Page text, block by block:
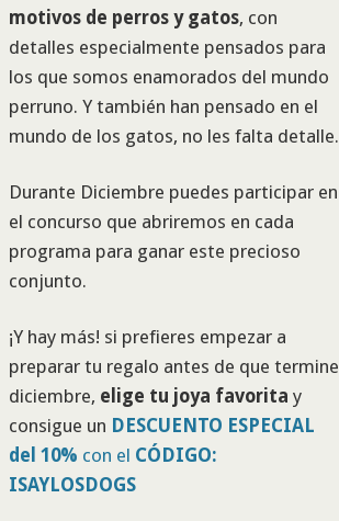
motivos de perros y gatos, con
detalles especialmente pensados para
los que somos enamorados del mundo
perruno. Y también han pensado en el
mundo de los gatos, no les falta detalle.
Durante Diciembre puedes participar en
el concurso que abriremos en cada
programa para ganar este precioso
conjunto.
¡Y hay más! si prefieres empezar a
preparar tu regalo antes de que termine
diciembre, elige tu joya favorita y
consigue un DESCUENTO ESPECIAL
del 10% con el CÓDIGO:
ISAYLOSDOGS